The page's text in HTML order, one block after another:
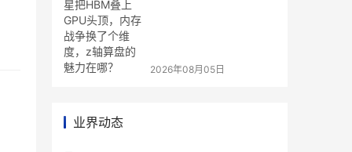
2026年08月05日
业界动态